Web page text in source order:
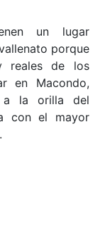
un lugar
porque
reales de los
en Macondo,
a la orilla del
con el mayor